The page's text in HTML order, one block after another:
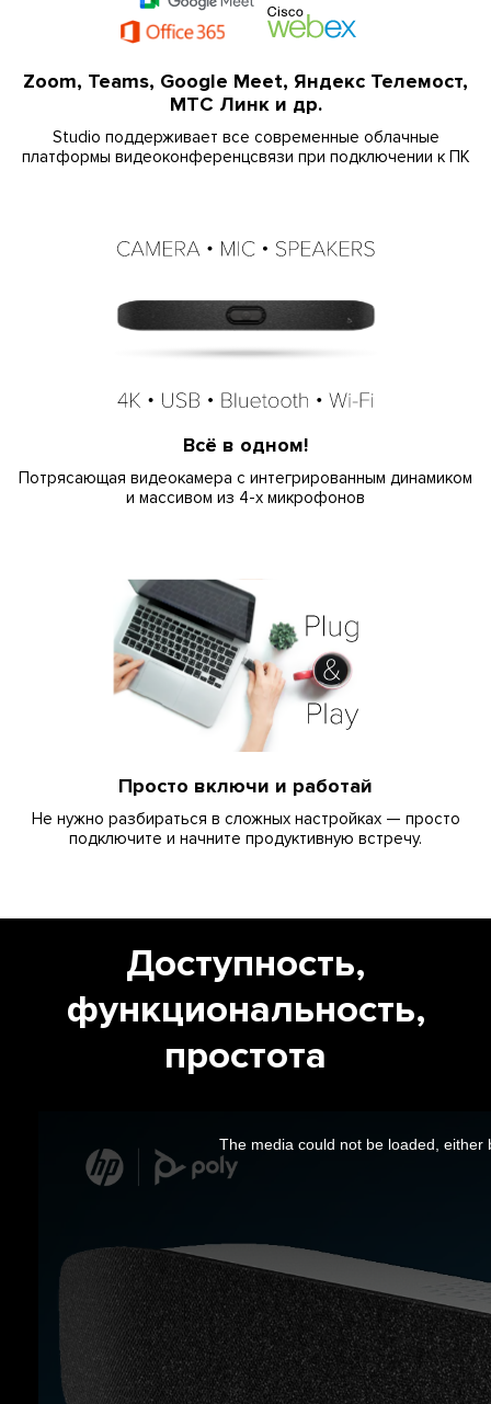
Zoom, Teams, Google Meet, Яндекс Телемост,
МТС Линк и др.
Studio поддерживает все современные облачные
платформы видеоконференцсвязи при подключении к ПК
Всё в одном!
Потрясающая видеокамера с интегрированным динамиком
и массивом из 4-х микрофонов
Просто включи и работай
Не нужно разбираться в сложных настройках — просто
подключите и начните продуктивную встречу.
Доступность,
функциональность,
простота
The media could not be loaded,